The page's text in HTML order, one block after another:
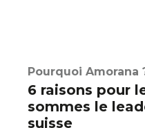
Pourquoi Amorana
6 raisons pour
sommes le
suisse